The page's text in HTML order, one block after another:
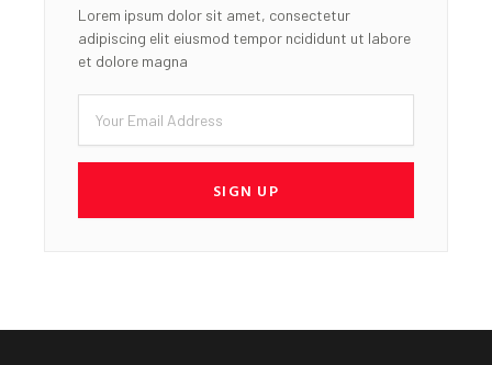
Lorem ipsum dolor sit amet, consectetur
adipiscing elit eiusmod tempor ncididunt ut labore
et dolore magna
Email
SIGN UP